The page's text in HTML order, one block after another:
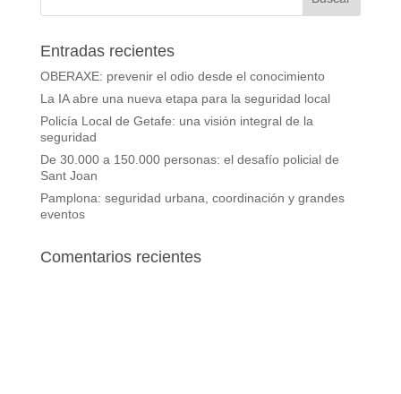
Entradas recientes
OBERAXE: prevenir el odio desde el conocimiento
La IA abre una nueva etapa para la seguridad local
Policía Local de Getafe: una visión integral de la
seguridad
De 30.000 a 150.000 personas: el desafío policial de
Sant Joan
Pamplona: seguridad urbana, coordinación y grandes
eventos
Comentarios recientes